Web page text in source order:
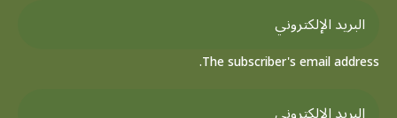
The subscriber's email address.